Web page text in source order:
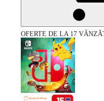
OFERTE DE LA 17